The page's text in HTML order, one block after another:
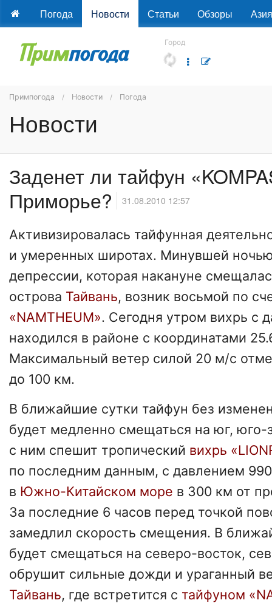
Погода Новости Статьи Обзоры Азия
Город
Примпогода Новости Погода
Новости
Заденет ли тайфун
Приморье?
31.08.2010 12:57
Активизировалась тайфунная
и умеренных широтах. Минувшей
депрессии, которая накануне
острова Тайвань, возник восьмой по
«NAMTHEUM». Сегодня утром вихрь с
находился в районе с координатами
Максимальный ветер силой 20 м/с
до 100 км.
В ближайшие сутки тайфун без
будет медленно смещаться на юг, юго-
с ним спешит тропический вихрь
по последним данным, с давлением
в Южно-Китайском море в 300 км от
За последние 6 часов перед точкой
замедлил скорость смещения. В
будет смещаться на северо-восток,
обрушит сильные дожди и ураганный
Тайвань, где встретится с тайфуном